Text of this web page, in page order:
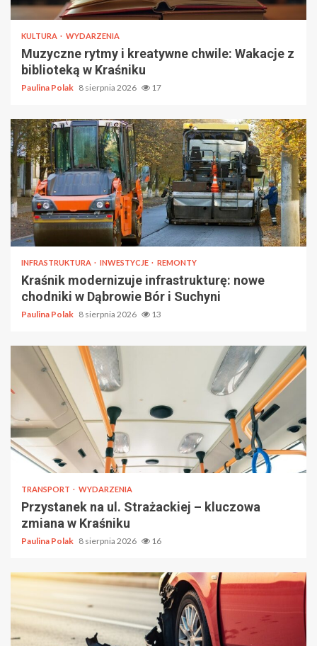
KULTURA WYDARZENIA
Muzyczne rytmy i kreatywne chwile: Wakacje z
biblioteką w Kraśniku
Paulina Polak 8 sierpnia 2026 17
INFRASTRUKTURA INWESTYCJE REMONTY
Kraśnik modernizuje infrastrukturę: nowe
chodniki w Dąbrowie Bór i Suchyni
Paulina Polak 8 sierpnia 2026 13
TRANSPORT WYDARZENIA
Przystanek na ul. Strażackiej – kluczowa
zmiana w Kraśniku
Paulina Polak 8 sierpnia 2026 16